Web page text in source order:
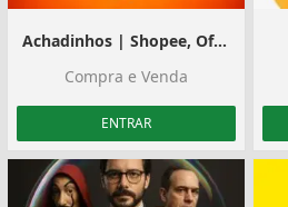
Achadinhos | Shopee, Ofertas e Divulgação
Compra e Venda
ENTRAR